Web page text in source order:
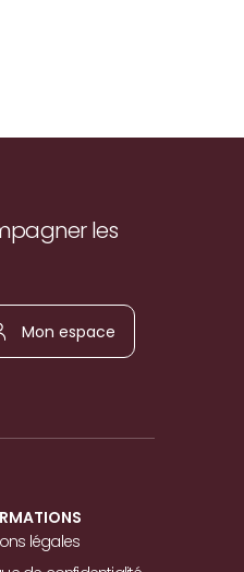
les
Mon
espace
légales